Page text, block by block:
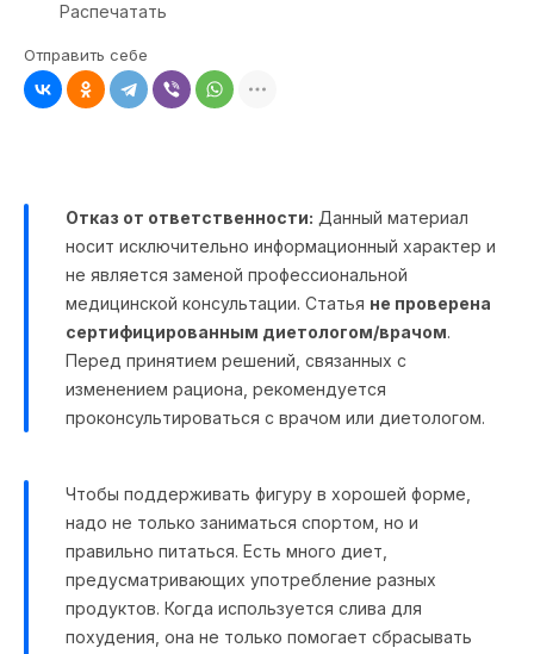
Распечатать
Отправить себе
Отказ от ответственности: Данный материал
носит исключительно информационный характер и
не является заменой профессиональной
медицинской консультации. Статья не проверена
сертифицированным диетологом/врачом.
Перед принятием решений, связанных с
изменением рациона, рекомендуется
проконсультироваться с врачом или диетологом.
Чтобы поддерживать фигуру в хорошей форме,
надо не только заниматься спортом, но и
правильно питаться. Есть много диет,
предусматривающих употребление разных
продуктов. Когда используется слива для
похудения, она не только помогает сбрасывать